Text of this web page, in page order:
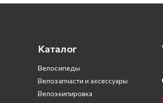
Каталог
Велосипеды
Велозапчасти и аксессуары
Велоэкипировка